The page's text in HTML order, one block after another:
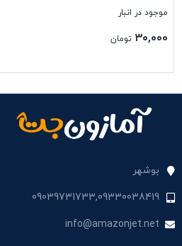
موجود در انبار
۳۰,۰۰۰ تومان
بوشهر
09039731733,09330038419
info@amazonjet.net